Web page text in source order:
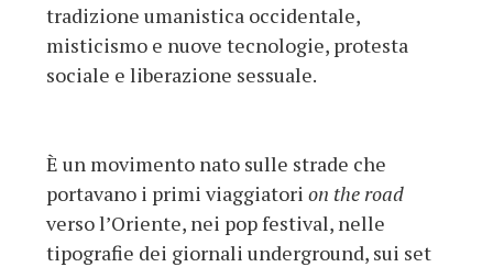
tradizione umanistica occidentale,
misticismo e nuove tecnologie, protesta
sociale e liberazione sessuale.
È un movimento nato sulle strade che
portavano i primi viaggiatori on the road
verso l’Oriente, nei pop festival, nelle
tipografie dei giornali underground, sui set